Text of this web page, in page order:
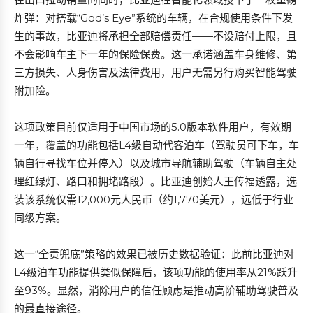
炸弹：对搭载“God’s Eye”系统的车辆，在合规使用条件下发
生的事故，比亚迪将承担全部赔偿责任——不设赔付上限，且
不会影响车主下一年的保险保费。这一承诺涵盖车身维修、第
三方损失、人身伤害及法律费用，用户无需另行购买智能驾驶
附加险。
这项政策目前仅适用于中国市场的5.0版本软件用户，有效期
一年，覆盖的功能包括L4级自动代客泊车（驾驶员可下车，车
辆自行寻找车位并停入）以及城市导航辅助驾驶（车辆自主处
理红绿灯、路口和拥堵路段）。比亚迪创始人王传福透露，选
装该系统仅需12,000元人民币（约1,770美元），远低于行业
同级方案。
这一“全责兜底”策略的效果已被历史数据验证：此前比亚迪对
L4级泊车功能提供类似保障后，该项功能的使用率从21%跃升
至93%。显然，消除用户的信任顾虑是推动高阶辅助驾驶普及
的最直接途径。